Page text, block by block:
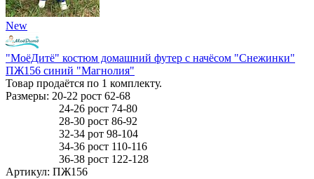
New
"МоёДитё" костюм домашний футер с начёсом "Снежинки"
ПЖ156 синий "Магнолия"
Товар продаётся по 1 комплекту.
Размеры: 20-22 рост 62-68
24-26 рост 74-80
28-30 рост 86-92
32-34 рот 98-104
34-36 рост 110-116
36-38 рост 122-128
Артикул: ПЖ156